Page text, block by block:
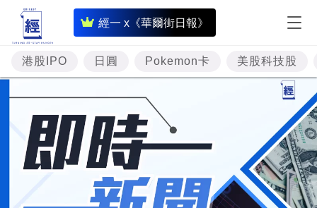
經一 x《華爾街日報》
即
時
財
經
專
題
投
資
樓
港股IPO 日圓 Pokemon卡 美股科技股